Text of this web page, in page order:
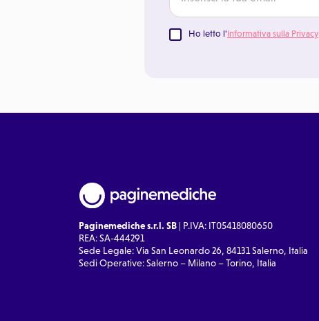
Ho letto l'Informativa sulla Privacy
Paginemediche s.r.l. SB | P.IVA: IT05418080650
REA: SA-444291
Sede Legale: Via San Leonardo 26, 84131 Salerno, Italia
Sedi Operative: Salerno – Milano – Torino, Italia